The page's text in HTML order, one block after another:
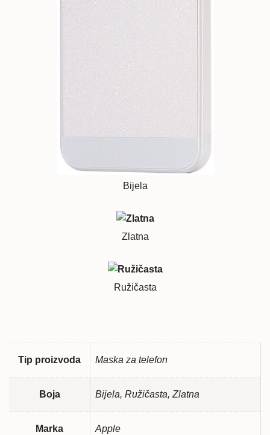
Bijela
Zlatna
Ružičasta
Tip proizvoda Maska za telefon
Boja Bijela, Ružičasta, Zlatna
Marka Apple